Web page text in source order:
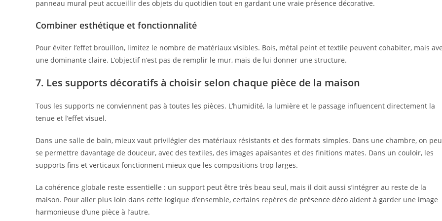
panneau mural peut accueillir des objets du quotidien tout en gardant une vraie présence décorative.
Combiner esthétique et fonctionnalité
Pour éviter l’effet brouillon, limitez le nombre de matériaux visibles. Bois, métal peint et textile peuvent cohabiter, mais
une dominante claire. L’objectif n’est pas de remplir le mur, mais de lui donner une structure.
7. Les supports décoratifs à choisir selon chaque pièce de la maison
Tous les supports ne conviennent pas à toutes les pièces. L’humidité, la lumière et le passage influencent directement la
tenue et l’effet visuel.
Dans une salle de bain, mieux vaut privilégier des matériaux résistants et des formats simples. Dans une chambre, on
se permettre davantage de douceur, avec des textiles, des images apaisantes et des finitions mates. Dans un couloir, les
supports fins et verticaux fonctionnent mieux que les compositions trop larges.
La cohérence globale reste essentielle : un support peut être très beau seul, mais il doit aussi s’intégrer au reste de la
maison. Pour aller plus loin dans cette logique d’ensemble, certains repères de présence déco aident à garder une image
harmonieuse d’une pièce à l’autre.